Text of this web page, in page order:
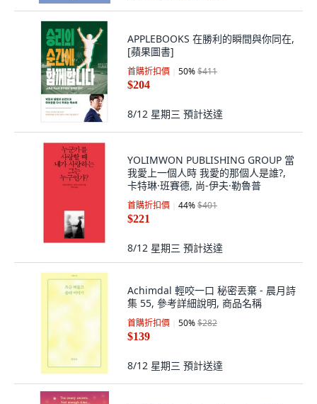
APPLEBOOKS 在勝利的瞬間與你同在,
[蘋果圖書]
首購折扣價 50%$411
$204
8/12 星期三 預計送達
YOLIMWON PUBLISHING GROUP 當
我愛上一個人時 我愛的那個人是誰?,
卡特琳·班賽德, 尚-伊夫·勒魯普
首購折扣價 44%$401
$221
8/12 星期三 預計送達
Achimdal 輕咬一口 秘密丟棄 - 晨月詩
集 55, 參考詳細說明, 商品名稱
首購折扣價 50%$282
$139
8/12 星期三 預計送達